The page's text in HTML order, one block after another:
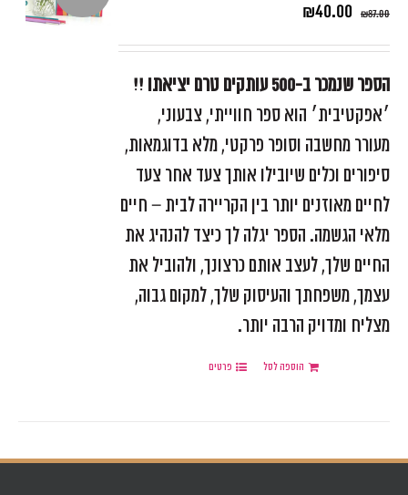
₪87.00
₪40.00
הספר שנמכר ב-500 עותקים טרם יציאתו !!
׳אפקטיבית׳ הוא ספר חווייתי, צבעוני,
מעורר מחשבה וסופר פרקטי, מלא בדוגמאות,
סיפורים וכלים שיובילו אותך צעד אחר צעד
לחיים מאוזנים יותר בין הקריירה לבית – חיים
מלאי הגשמה. הספר יגלה לך כיצד להנהיג את
החיים שלך, לעצב אותם כרצונך, ולהוביל את
עצמך, משפחתך והעיסוק שלך, למקום גבוה,
מצליח ומדויק הרבה יותר.
הוספה לסל פרטים